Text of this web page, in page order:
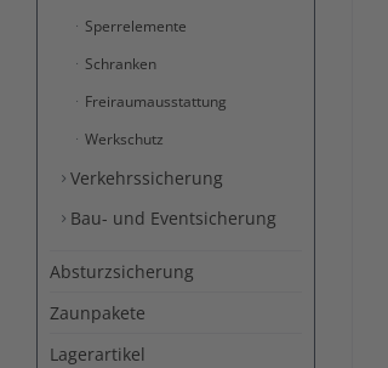
Sperrelemente
Schranken
Freiraumausstattung
Werkschutz
Verkehrssicherung
Bau- und Eventsicherung
Absturzsicherung
Zaunpakete
Lagerartikel